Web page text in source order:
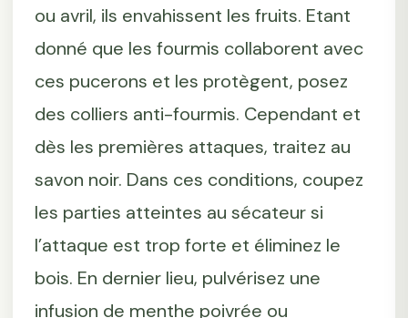
ou avril, ils envahissent les fruits. Etant
donné que les fourmis collaborent avec
ces pucerons et les protègent, posez
des colliers anti-fourmis. Cependant et
dès les premières attaques, traitez au
savon noir. Dans ces conditions, coupez
les parties atteintes au sécateur si
l’attaque est trop forte et éliminez le
bois. En dernier lieu, pulvérisez une
infusion de menthe poivrée ou